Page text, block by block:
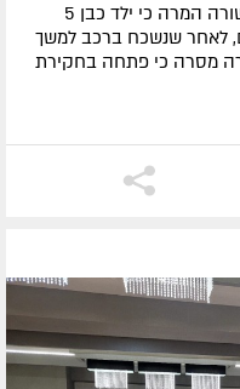
בצער רב ובזעזוע כבד התקבלה הבשורה המרה כי ילד כבן 5
לאחר שנשכח ברכב למשך
מסרה כי פתחה בחקירת